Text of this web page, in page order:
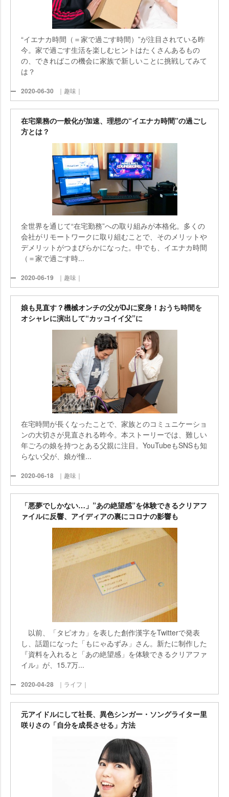
“イエナカ時間（＝家で過ごす時間）”が注目されている昨
今。家で過ごす生活を楽しむヒントはたくさんあるもの
の、できればこの機会に家族で新しいことに挑戦してみて
は？
2020-06-30 ｜趣味｜
在宅業務の一般化が加速、理想の“イエナカ時間”の過ごし
方とは？
全世界を通じて“在宅勤務”への取り組みが本格化。多くの
会社がリモートワークに取り組むことで、そのメリット
デメリットがつまびらかになった。中でも、イエナカ時間
（＝家で過ごす時...
2020-06-19 ｜趣味｜
娘も見直す？機械オンチの父がDJに変身！おうち時間を
オシャレに演出して“カッコイイ父”に
在宅時間が長くなったことで、家族とのコミュニケーショ
ンの大切さが見直される昨今。本ストーリーでは、難しい
年ごろの娘を持つとある父親に注目。YouTubeもSNSも知
らない父が、娘が憧...
2020-06-18 ｜趣味｜
「悪夢でしかない…」”あの絶望感”を体験できるクリアフ
ァイルに反響、アイディアの裏にコロナの影響も
以前、「タピオカ」を表した創作漢字をTwitterで発表
し、話題になった「もにゃゐずみ」さん。新たに制作した
『資料を入れると「あの絶望感」を体験できるクリアファ
イル』が、15.7万...
2020-04-28 ｜ライフ｜
元アイドルにして社長、異色シンガー・ソングライター里
咲りさの「自分を成長させる」方法